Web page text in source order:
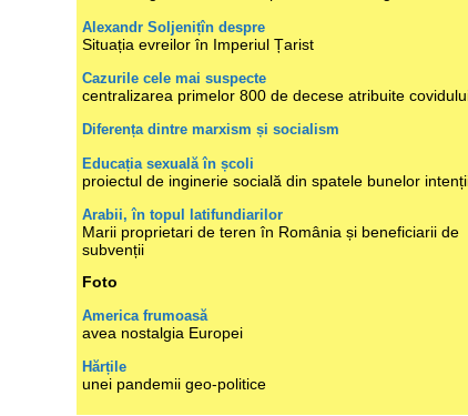
Alexandr Soljenițîn despre
Situația evreilor în Imperiul Țarist
Cazurile cele mai suspecte
centralizarea primelor 800 de decese atribuite
Diferența dintre marxism și socialism
Educația sexuală în școli
proiectul de inginerie socială din spatele bunelor
Arabii, în topul latifundiarilor
Marii proprietari de teren în România și beneficiarii de
subvenții
Foto
America frumoasă
avea nostalgia Europei
Hărțile
unei pandemii geo-politice